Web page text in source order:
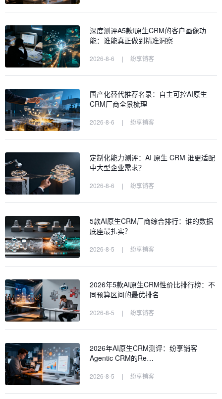
深度测评A5款I原生CRM的客户画像功
能：谁能真正做到精准洞察
2026-8-6 | 纷享销客
国产化替代推荐名录：自主可控AI原生
CRM厂商全景梳理
2026-8-6 | 纷享销客
定制化能力测评：AI 原生 CRM 谁更适配
中大型企业需求？
2026-8-6 | 纷享销客
5款AI原生CRM厂商综合排行：谁的数据
底座最扎实？
2026-8-5 | 纷享销客
2026年5款AI原生CRM性价比排行榜：不
同预算区间的最优排名
2026-8-5 | 纷享销客
2026年AI原生CRM测评：纷享销客
Agentic CRM的Re…
2026-8-5 | 纷享销客